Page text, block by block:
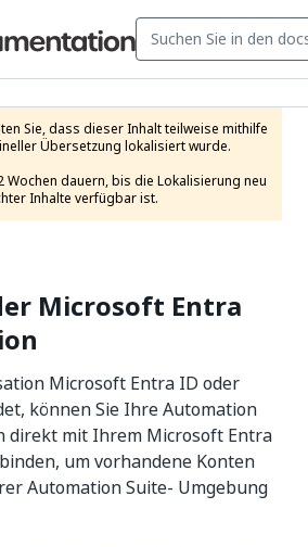
Sie, dass dieser Inhalt teilweise mithilfe
Übersetzung lokalisiert wurde.
Wochen dauern, bis die Lokalisierung neu
Inhalte verfügbar ist.
Microsoft Entra
Microsoft Entra ID oder
können Sie IhreAutomation
direkt mit Ihrem Microsoft Entra
um vorhandene Konten
Automation Suite- Umgebung